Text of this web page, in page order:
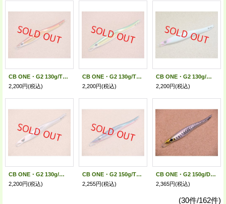
CB ONE・G2 130g/TTキンアカグローベリー
2,200円(税込)
CB ONE・G2 130g/TTグリーンゴールドグローベリー
2,200円(税込)
CB ONE・G2 130g/ソリッドグロー
2,200円(税込)
CB ONE・G2 130g/グローヘッド
2,200円(税込)
CB ONE・G2 150g/TTナチュラルブルーピンクベリー
2,255円(税込)
CB ONE・G2 150g/DNAオールシルバーグローベリー
2,365円(税込)
(30件/162件)